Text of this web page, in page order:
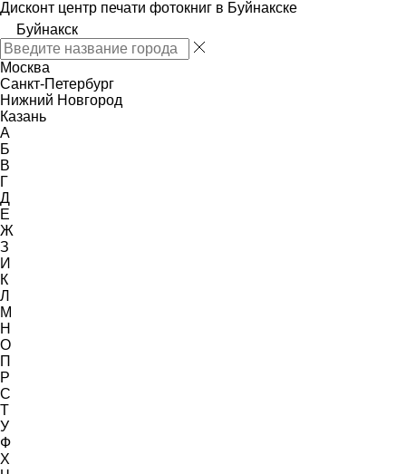
Дисконт центр печати фотокниг в Буйнакске
Буйнакск
Москва
Санкт-Петербург
Нижний Новгород
Казань
А
Б
В
Г
Д
Е
Ж
З
И
К
Л
М
Н
О
П
Р
С
Т
У
Ф
Х